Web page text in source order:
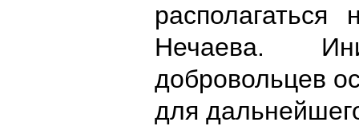
Нечаева.
добровольцев
для